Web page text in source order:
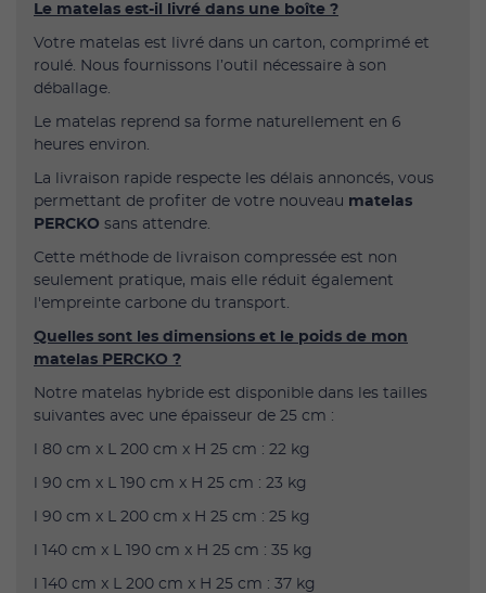
Le matelas est-il livré dans une boîte ?
Votre matelas est livré dans un carton, comprimé et
roulé. Nous fournissons l’outil nécessaire à son
déballage.
Le matelas reprend sa forme naturellement en 6
heures environ.
La livraison rapide respecte les délais annoncés, vous
permettant de profiter de votre nouveau matelas
PERCKO sans attendre.
Cette méthode de livraison compressée est non
seulement pratique, mais elle réduit également
l'empreinte carbone du transport.
Quelles sont les dimensions et le poids de mon
matelas PERCKO ?
Notre matelas hybride est disponible dans les tailles
suivantes avec une épaisseur de 25 cm :
l 80 cm x L 200 cm x H 25 cm : 22 kg
l 90 cm x L 190 cm x H 25 cm : 23 kg
l 90 cm x L 200 cm x H 25 cm : 25 kg
l 140 cm x L 190 cm x H 25 cm : 35 kg
l 140 cm x L 200 cm x H 25 cm : 37 kg